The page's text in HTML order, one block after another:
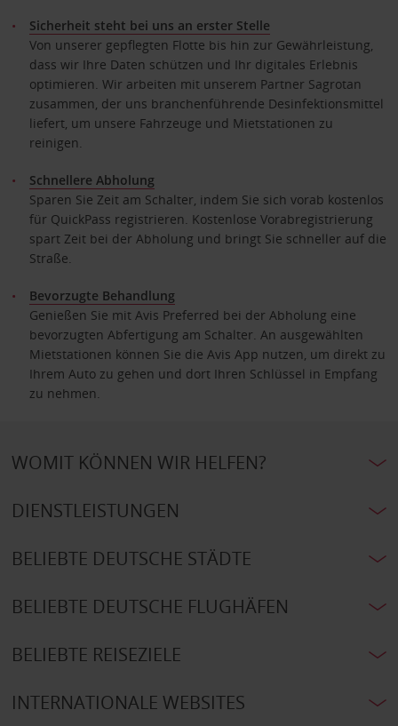
Sicherheit steht bei uns an erster Stelle
Von unserer gepflegten Flotte bis hin zur Gewährleistung,
dass wir Ihre Daten schützen und Ihr digitales Erlebnis
optimieren. Wir arbeiten mit unserem Partner Sagrotan
zusammen, der uns branchenführende Desinfektionsmittel
liefert, um unsere Fahrzeuge und Mietstationen zu
reinigen.
Schnellere Abholung
Sparen Sie Zeit am Schalter, indem Sie sich vorab kostenlos
für QuickPass registrieren. Kostenlose Vorabregistrierung
spart Zeit bei der Abholung und bringt Sie schneller auf die
Straße.
Bevorzugte Behandlung
Genießen Sie mit Avis Preferred bei der Abholung eine
bevorzugten Abfertigung am Schalter. An ausgewählten
Mietstationen können Sie die Avis App nutzen, um direkt zu
Ihrem Auto zu gehen und dort Ihren Schlüssel in Empfang
zu nehmen.
WOMIT KÖNNEN WIR HELFEN?
DIENSTLEISTUNGEN
BELIEBTE DEUTSCHE STÄDTE
BELIEBTE DEUTSCHE FLUGHÄFEN
BELIEBTE REISEZIELE
INTERNATIONALE WEBSITES